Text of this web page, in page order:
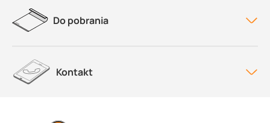
Do pobrania
Kontakt